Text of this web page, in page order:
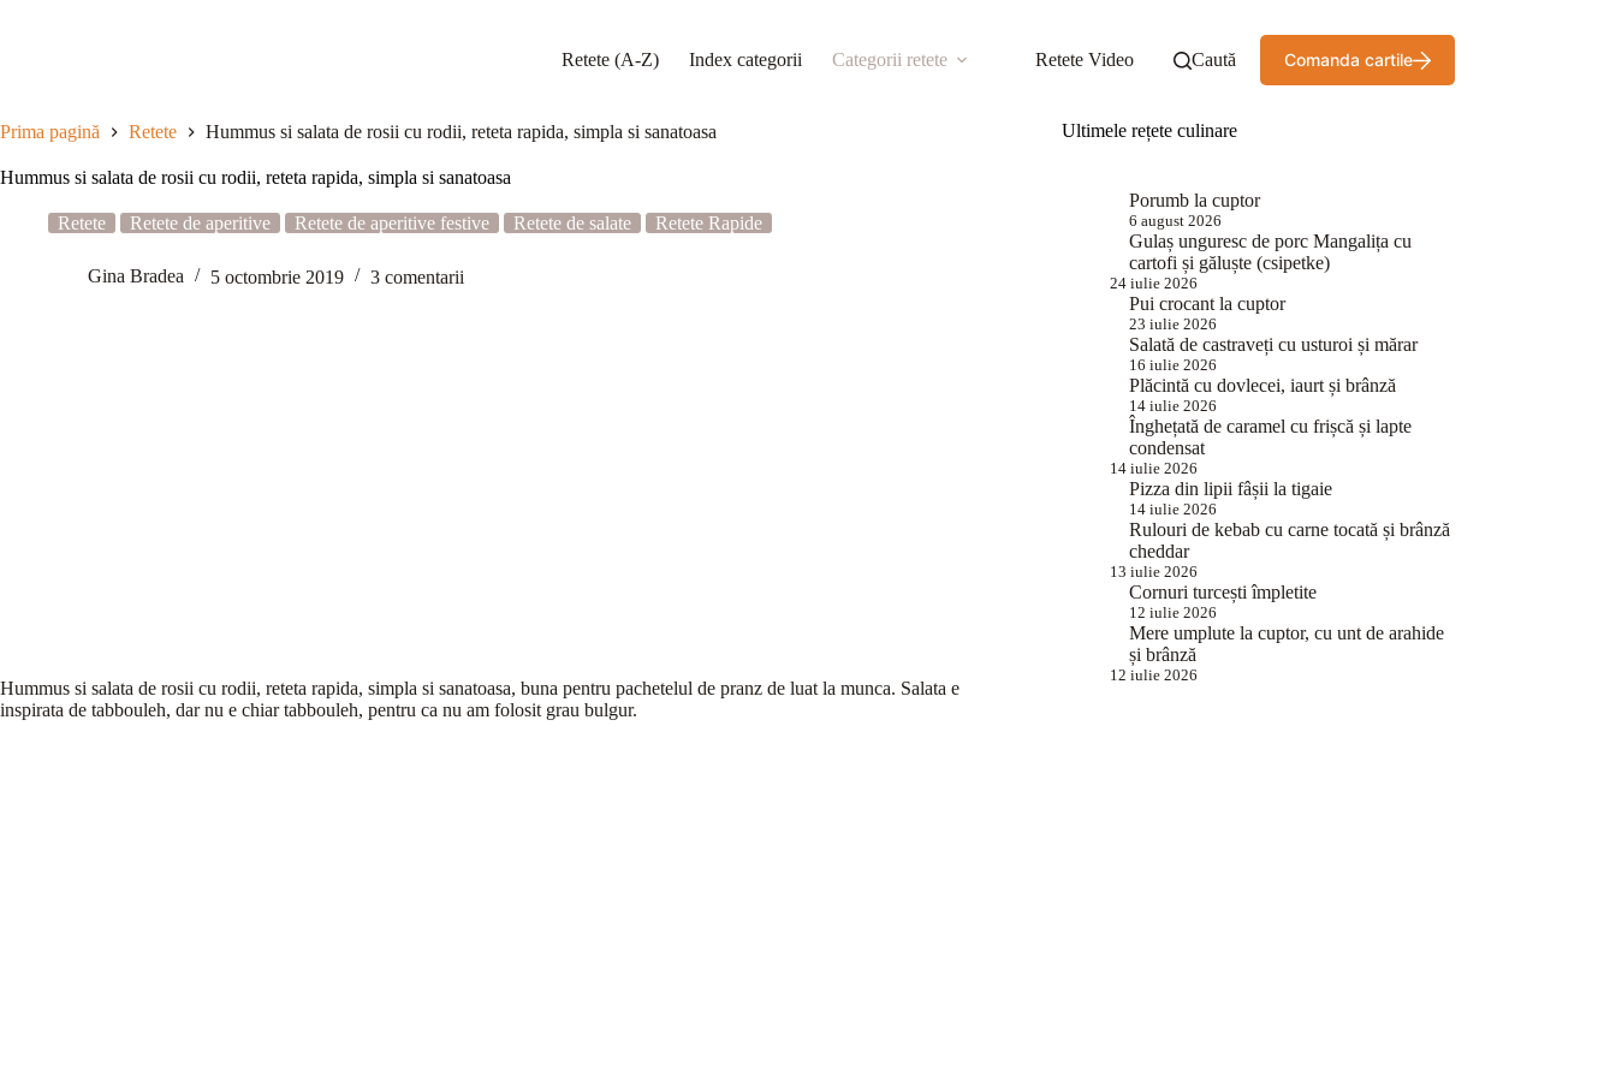
Retete (A-Z) Index categorii Categorii retete Retete Video Caută Comanda cartile
Prima pagină Retete Hummus si salata de rosii cu rodii, reteta rapida, simpla si sanatoasa
Hummus si salata de rosii cu rodii, reteta rapida, simpla si sanatoasa
Retete Retete de aperitive Retete de aperitive festive Retete de salate Retete Rapide
Gina Bradea 5 octombrie 2019 3 comentarii
Hummus si salata de rosii cu rodii, reteta rapida, simpla si sanatoasa, buna pentru pachetelul de pranz de luat la munca. Salata e
inspirata de tabbouleh, dar nu e chiar tabbouleh, pentru ca nu am folosit grau bulgur.
Ultimele rețete culinare
Porumb la cuptor
6 august 2026
Gulaș unguresc de porc Mangalița cu
cartofi și găluște (csipetke)
24 iulie 2026
Pui crocant la cuptor
23 iulie 2026
Salată de castraveți cu usturoi și mărar
16 iulie 2026
Plăcintă cu dovlecei, iaurt și brânză
14 iulie 2026
Înghețată de caramel cu frișcă și lapte
condensat
14 iulie 2026
Pizza din lipii fâșii la tigaie
14 iulie 2026
Rulouri de kebab cu carne tocată și brânză
cheddar
13 iulie 2026
Cornuri turcești împletite
12 iulie 2026
Mere umplute la cuptor, cu unt de arahide
și brânză
12 iulie 2026